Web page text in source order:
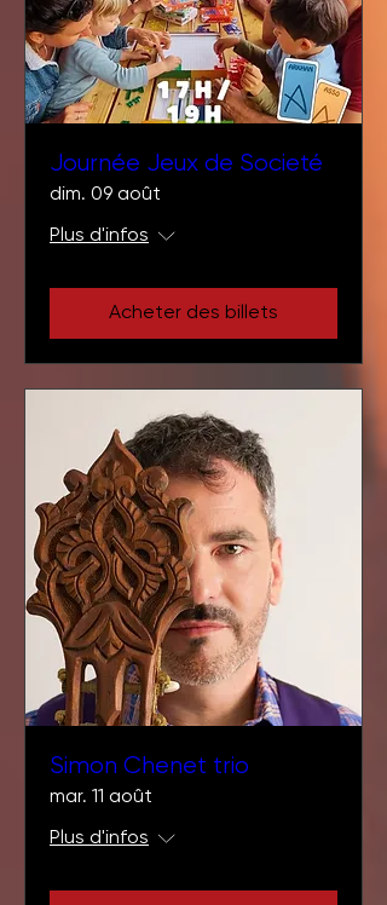
Journée Jeux de Societé
dim. 09 août
Plus d'infos
Acheter des billets
Simon Chenet trio
mar. 11 août
Plus d'infos